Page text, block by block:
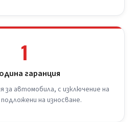
1
гаранция
за автомобила, с изключение на
на износване.